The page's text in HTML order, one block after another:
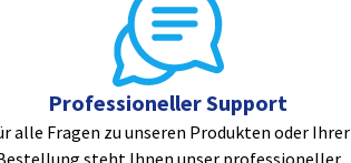
Professioneller Support
alle Fragen zu unseren Produkten oder Ihrer
steht Ihnen unser professioneller